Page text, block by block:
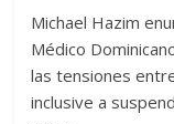
Michael Hazim
Médico
las tensiones
inclusive a